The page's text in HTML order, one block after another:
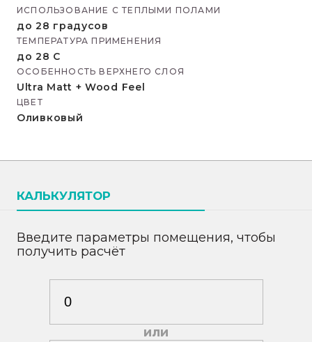
ИСПОЛЬЗОВАНИЕ С ТЕПЛЫМИ ПОЛАМИ
до 28 градусов
ТЕМПЕРАТУРА ПРИМЕНЕНИЯ
до 28 С
ОСОБЕННОСТЬ ВЕРХНЕГО СЛОЯ
Ultra Matt + Wood Feel
ЦВЕТ
Оливковый
КАЛЬКУЛЯТОР
Введите параметры помещения, чтобы
получить расчёт
или